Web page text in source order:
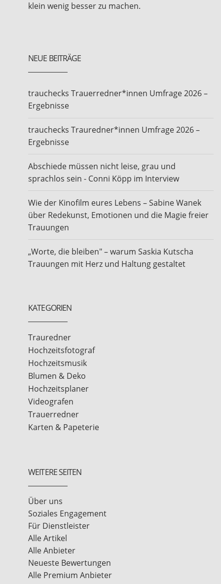
klein wenig besser zu machen.
NEUE BEITRÄGE
trauchecks Trauerredner*innen Umfrage 2026 –
Ergebnisse
trauchecks Trauredner*innen Umfrage 2026 –
Ergebnisse
Abschiede müssen nicht leise, grau und
sprachlos sein - Conni Köpp im Interview
Wie der Kinofilm eures Lebens – Sabine Wanek
über Redekunst, Emotionen und die Magie freier
Trauungen
„Worte, die bleiben" – warum Saskia Kutscha
Trauungen mit Herz und Haltung gestaltet
KATEGORIEN
Trauredner
Hochzeitsfotograf
Hochzeitsmusik
Blumen & Deko
Hochzeitsplaner
Videografen
Trauerredner
Karten & Papeterie
WEITERE SEITEN
Über uns
Soziales Engagement
Für Dienstleister
Alle Artikel
Alle Anbieter
Neueste Bewertungen
Alle Premium Anbieter